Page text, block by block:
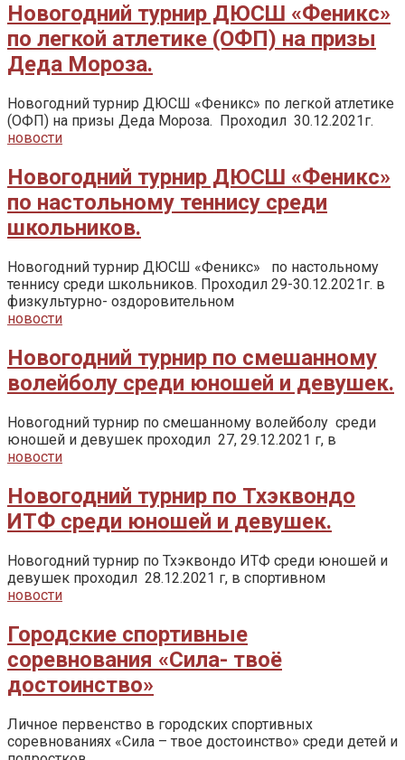
Новогодний турнир ДЮСШ «Феникс»
по легкой атлетике (ОФП) на призы
Деда Мороза.
Новогодний турнир ДЮСШ «Феникс» по легкой атлетике
(ОФП) на призы Деда Мороза. Проходил 30.12.2021г.
новости
Новогодний турнир ДЮСШ «Феникс»
по настольному теннису среди
школьников.
Новогодний турнир ДЮСШ «Феникс» по настольному
теннису среди школьников. Проходил 29-30.12.2021г. в
физкультурно- оздоровительном
новости
Новогодний турнир по смешанному
волейболу среди юношей и девушек.
Новогодний турнир по смешанному волейболу среди
юношей и девушек проходил 27, 29.12.2021 г, в
новости
Новогодний турнир по Тхэквондо
ИТФ среди юношей и девушек.
Новогодний турнир по Тхэквондо ИТФ среди юношей и
девушек проходил 28.12.2021 г, в спортивном
новости
Городские спортивные
соревнования «Сила- твоё
достоинство»
Личное первенство в городских спортивных
соревнованиях «Сила – твое достоинство» среди детей и